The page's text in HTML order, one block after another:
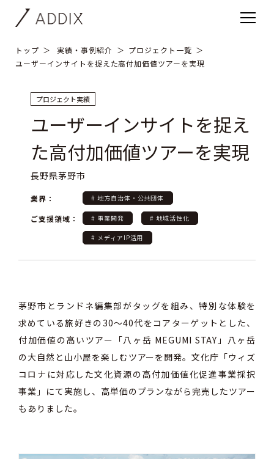
トップ 実績・事例紹介
プロジェクト一覧
ユーザーインサイトを捉えた高付加価値ツアーを実現
プロジェクト実績
ユーザーインサイトを捉え
た高付加価値ツアーを実現
長野県茅野市
業界： # 地方自治体・公共団体
ご支援領域： # 事業開発 # 地域活性化
# メディアIP活用
茅野市とランドネ編集部がタッグを組み、特別な体験を
求めている旅好きの30〜40代をコアターゲットとした、
付加価値の高いツアー「八ヶ岳 MEGUMI STAY」八ヶ岳
の大自然と山小屋を楽しむツアーを開発。⽂化庁「ウィズ
コロナに対応した⽂化資源の⾼付加価値化促進事業採択
事業」にて実施し、高単価のプランながら完売したツアー
もありました。